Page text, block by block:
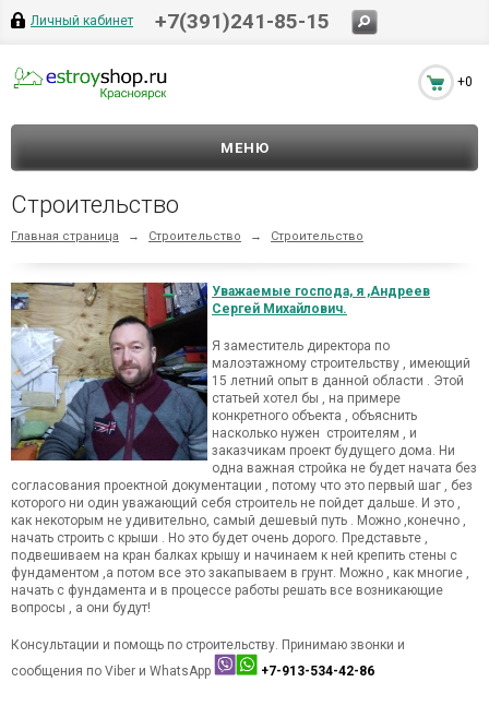
Личный кабинет +7(391)241-85-15
+0
МЕНЮ
Строительство
Главная страница → Строительство → Строительство
Уважаемые господа, я ,Андреев
Сергей Михайлович.
Я заместитель директора по
малоэтажному строительству , имеющий
15 летний опыт в данной области . Этой
статьей хотел бы , на примере
конкретного объекта , объяснить
насколько нужен строителям , и
заказчикам проект будущего дома. Ни
одна важная стройка не будет начата без
согласования проектной документации , потому что это первый шаг , без
которого ни один уважающий себя строитель не пойдет дальше. И это ,
как некоторым не удивительно, самый дешевый путь . Можно ,конечно ,
начать строить с крыши . Но это будет очень дорого. Представьте ,
подвешиваем на кран балках крышу и начинаем к ней крепить стены с
фундаментом ,а потом все это закапываем в грунт. Можно , как многие ,
начать с фундамента и в процессе работы решать все возникающие
вопросы , а они будут!
Консультации и помощь по строительству. Принимаю звонки и
сообщения по Viber и WhatsApp
+7-913-534-42-86